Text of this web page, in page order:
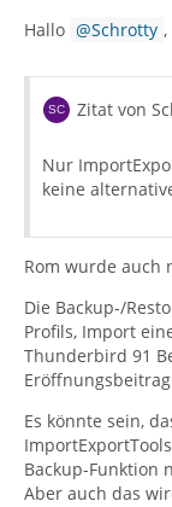
Hallo Schrotty ,
Zitat von
Nur
keine
Rom wurde auch
Die Backup-/
Profils, Import
Thunderbird 91
Eröffnungsbeitrag
Es könnte sein,
Backup-Funktion
Aber auch das